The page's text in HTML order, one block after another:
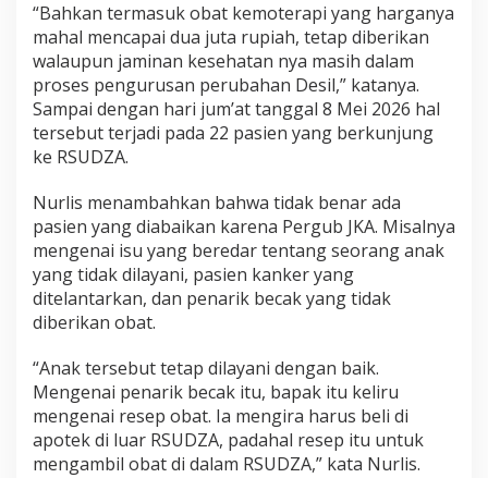
“Bahkan termasuk obat kemoterapi yang harganya
mahal mencapai dua juta rupiah, tetap diberikan
walaupun jaminan kesehatan nya masih dalam
proses pengurusan perubahan Desil,” katanya.
Sampai dengan hari jum’at tanggal 8 Mei 2026 hal
tersebut terjadi pada 22 pasien yang berkunjung
ke RSUDZA.
Nurlis menambahkan bahwa tidak benar ada
pasien yang diabaikan karena Pergub JKA. Misalnya
mengenai isu yang beredar tentang seorang anak
yang tidak dilayani, pasien kanker yang
ditelantarkan, dan penarik becak yang tidak
diberikan obat.
“Anak tersebut tetap dilayani dengan baik.
Mengenai penarik becak itu, bapak itu keliru
mengenai resep obat. Ia mengira harus beli di
apotek di luar RSUDZA, padahal resep itu untuk
mengambil obat di dalam RSUDZA,” kata Nurlis.